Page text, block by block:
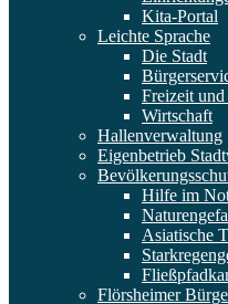
Kita-Portal
Leichte Sprache
Die Stadt
Freizeit
Wirtschaft
Hallenverwaltung
Eigenbetrieb
Hilfe im
Asiatische
Flörsheimer